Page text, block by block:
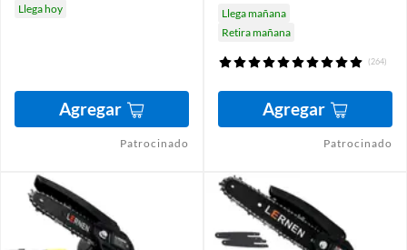
Llega hoy
Agregar
Patrocinado
Llega mañana
Retira mañana
(264)
Agregar
Patrocinado